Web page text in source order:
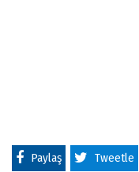
Paylaş Tweetle